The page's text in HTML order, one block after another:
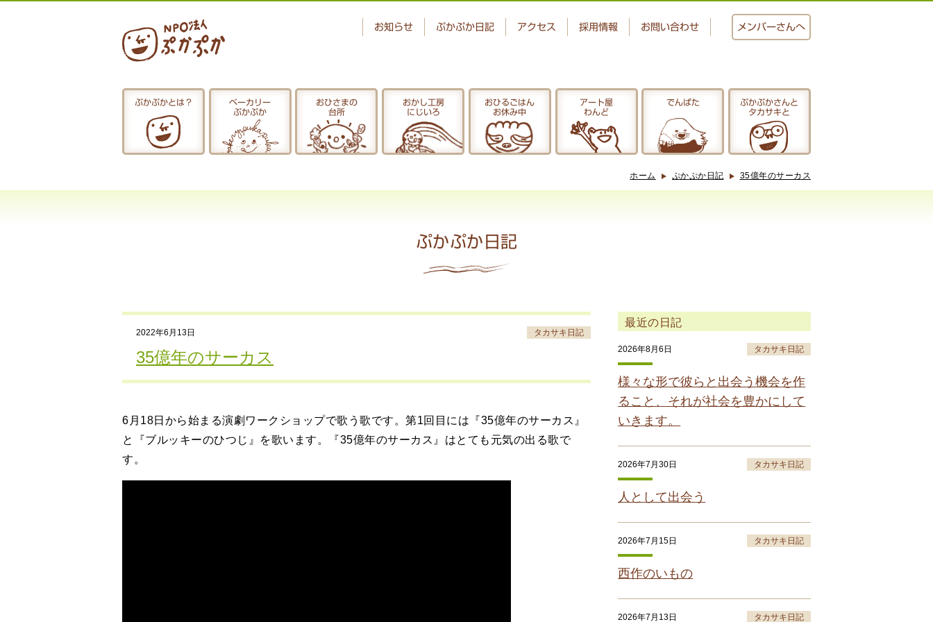
お知らせ ぷかぷか日記 アクセス 採用情報 お問い合わせ メンバーさんへ
ぷかぷかとは？
ぷかぷか
おかし工房
ぷかぷか日記
ぷかぷかとは？
ベーカリー
ぷかぷか
おひさまの
台所
おかし工房
にじいろ
おひるごはん
お休み中
アート屋
わんど
でんぱた
ぷかぷかさんと
タカサキと
ホーム ぷかぷか日記 35億年のサーカス
ぷかぷか日記
2022年6月13日 タカサキ日記
35億年のサーカス
6月18日から始まる演劇ワークショップで歌う歌です。第1回目には『35億年のサーカス』
と『ブルッキーのひつじ』を歌います。『35億年のサーカス』はとても元気の出る歌で
す。
最近の日記
2026年8月6日 タカサキ日記
様々な形で彼らと出会う機会を作
ること、それが社会を豊かにして
いきます。
2026年7月30日 タカサキ日記
人として出会う
2026年7月15日 タカサキ日記
西作のいもの
2026年7月13日 タカサキ日記